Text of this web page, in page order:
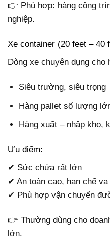
👉 Phù hợp: hàng công
nghiệp.
Xe container (20 feet – 40
Dòng xe chuyên dụng cho
Siêu trường, siêu trọng
Hàng pallet số lượng
Hàng xuất – nhập kho,
Ưu điểm:
✔ Sức chứa rất lớn
✔ An toàn cao, hạn chế va
✔ Phù hợp vận chuyển
👉 Thường dùng cho
lớn.